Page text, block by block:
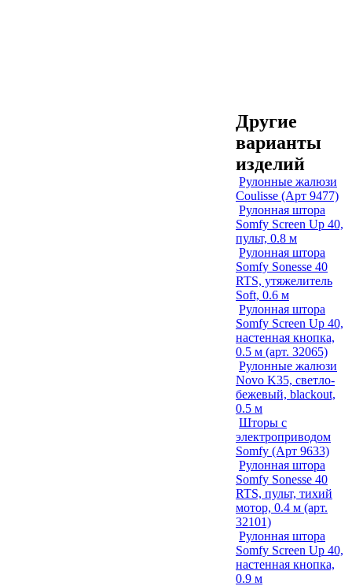
Другие
варианты
изделий
Рулонные жалюзи
Coulisse (Арт 9477)
Рулонная штора
Somfy Screen Up 40,
пульт, 0.8 м
Рулонная штора
Somfy Sonesse 40
RTS, утяжелитель
Soft, 0.6 м
Рулонная штора
Somfy Screen Up 40,
настенная кнопка,
0.5 м (арт. 32065)
Рулонные жалюзи
Novo K35, светло-
бежевый, blackout,
0.5 м
Шторы с
электроприводом
Somfy (Арт 9633)
Рулонная штора
Somfy Sonesse 40
RTS, пульт, тихий
мотор, 0.4 м (арт.
32101)
Рулонная штора
Somfy Screen Up 40,
настенная кнопка,
0.9 м